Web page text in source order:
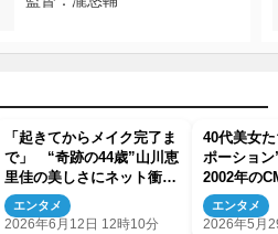
「起きてからメイク完了ま
で」 “奇跡の44歳”山川恵
里佳の美しさにネット衝撃
「お肌綺麗すぎる」 2児
の母
エンタメ
2026年6月12日 12時10分
40代美女
ポーショ
2002年の
のあの人
の元NHK
エンタメ
2026年5月